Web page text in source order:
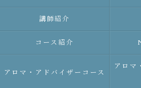
講師紹介
コース紹介
アロマ・アドバイザーコース
アロマ